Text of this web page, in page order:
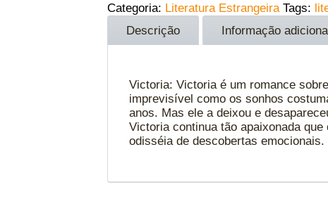
Categoria: Literatura Estrangeira Tags:
Descrição
Informação
Victoria: Victoria é um romance
imprevisível como os sonhos
anos. Mas ele a deixou e
Victoria continua tão apaixonada
odisséia de descobertas